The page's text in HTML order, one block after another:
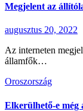
Megjelent az
augusztus 20, 2022
Az interneten
államfők…
Oroszország
Elkerülhető-e még